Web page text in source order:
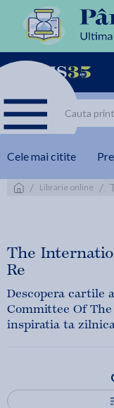
Cele mai citite
/ Librarie online /
The
Re
Descopera cartile
Committee Of
inspiratia ta